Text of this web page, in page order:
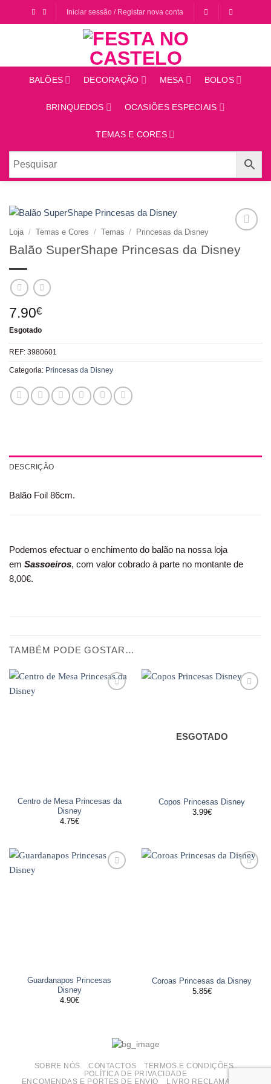
Iniciar sessão / Registar nova conta
BALÕES DECORAÇÃO MESA BOLOS
BRINQUEDOS OCASIÕES ESPECIAIS
TEMAS E CORES
aos
Loja / Temas e Cores / Temas / Princesas da Disney
Balão SuperShape Princesas da Disney
7.90€
Esgotado
REF: 3980601
Categoria: Princesas da Disney
DESCRIÇÃO
Balão Foil 86cm.
Podemos efectuar o enchimento do balão na nossa loja
em Sassoeiros, com valor cobrado à parte no montante de
8,00€.
TAMBÉM PODE GOSTAR…
Centro de Mesa Princesas da
Disney
4.75€
ESGOTADO
Copos Princesas Disney
3.99€
Guardanapos Princesas
Disney
4.90€
Coroas Princesas da Disney
5.85€
SOBRE NÓS CONTACTOS
TERMOS E CONDIÇÕES
POLÍTICA DE PRIVACIDADE
ENCOMENDAS E PORTES DE ENVIO
LIVRO RECLAMAÇÕES